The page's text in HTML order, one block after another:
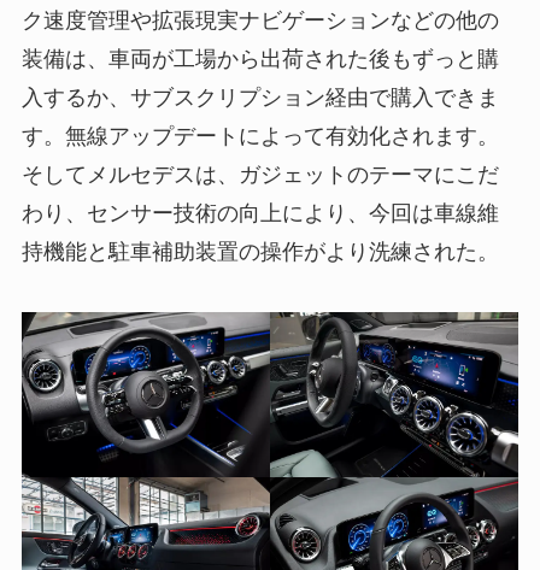
ク速度管理や拡張現実ナビゲーションなどの他の
装備は、車両が工場から出荷された後もずっと購
入するか、サブスクリプション経由で購入できま
す。無線アップデートによって有効化されます。
そしてメルセデスは、ガジェットのテーマにこだ
わり、センサー技術の向上により、今回は車線維
持機能と駐車補助装置の操作がより洗練された。